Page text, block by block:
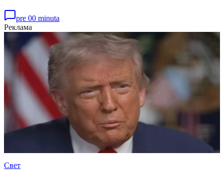
pre 00 minuta
Реклама
Свет